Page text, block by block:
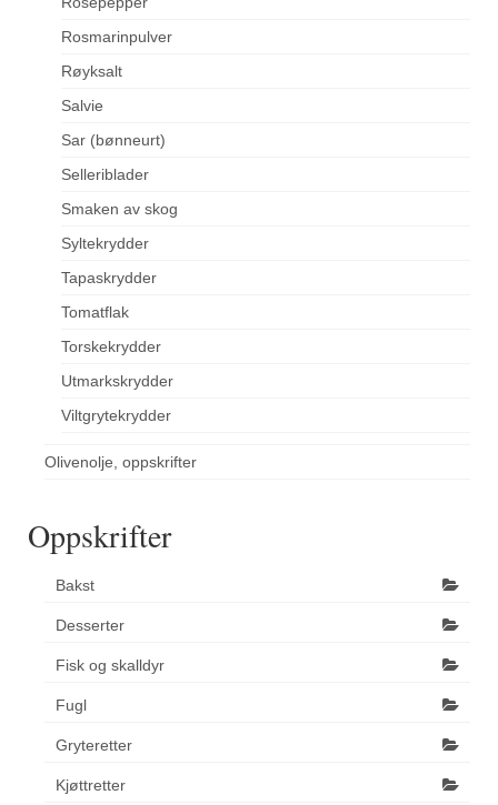
Rosmarinpulver
Røyksalt
Salvie
Sar (bønneurt)
Selleriblader
Smaken av skog
Syltekrydder
Tapaskrydder
Tomatflak
Torskekrydder
Utmarkskrydder
Viltgrytekrydder
Olivenolje, oppskrifter
Oppskrifter
Bakst
Desserter
Fisk og skalldyr
Fugl
Gryteretter
Kjøttretter